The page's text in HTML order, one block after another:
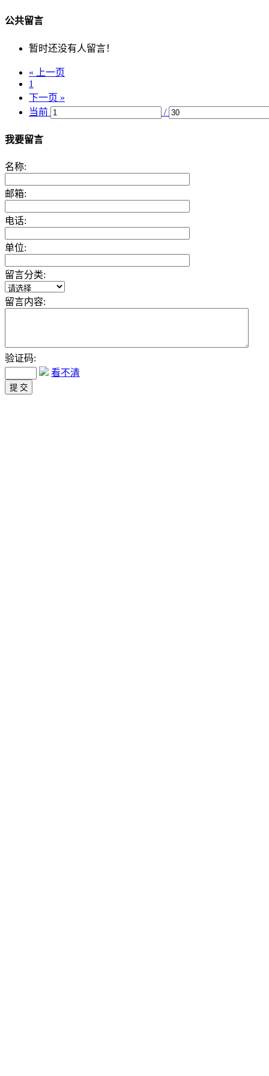
公共留言
暂时还没有人留言！
« 上一页
1
下一页 »
当前
/
我要留言
名称:
邮箱:
电话:
单位:
留言分类:
留言内容:
验证码:
看不清